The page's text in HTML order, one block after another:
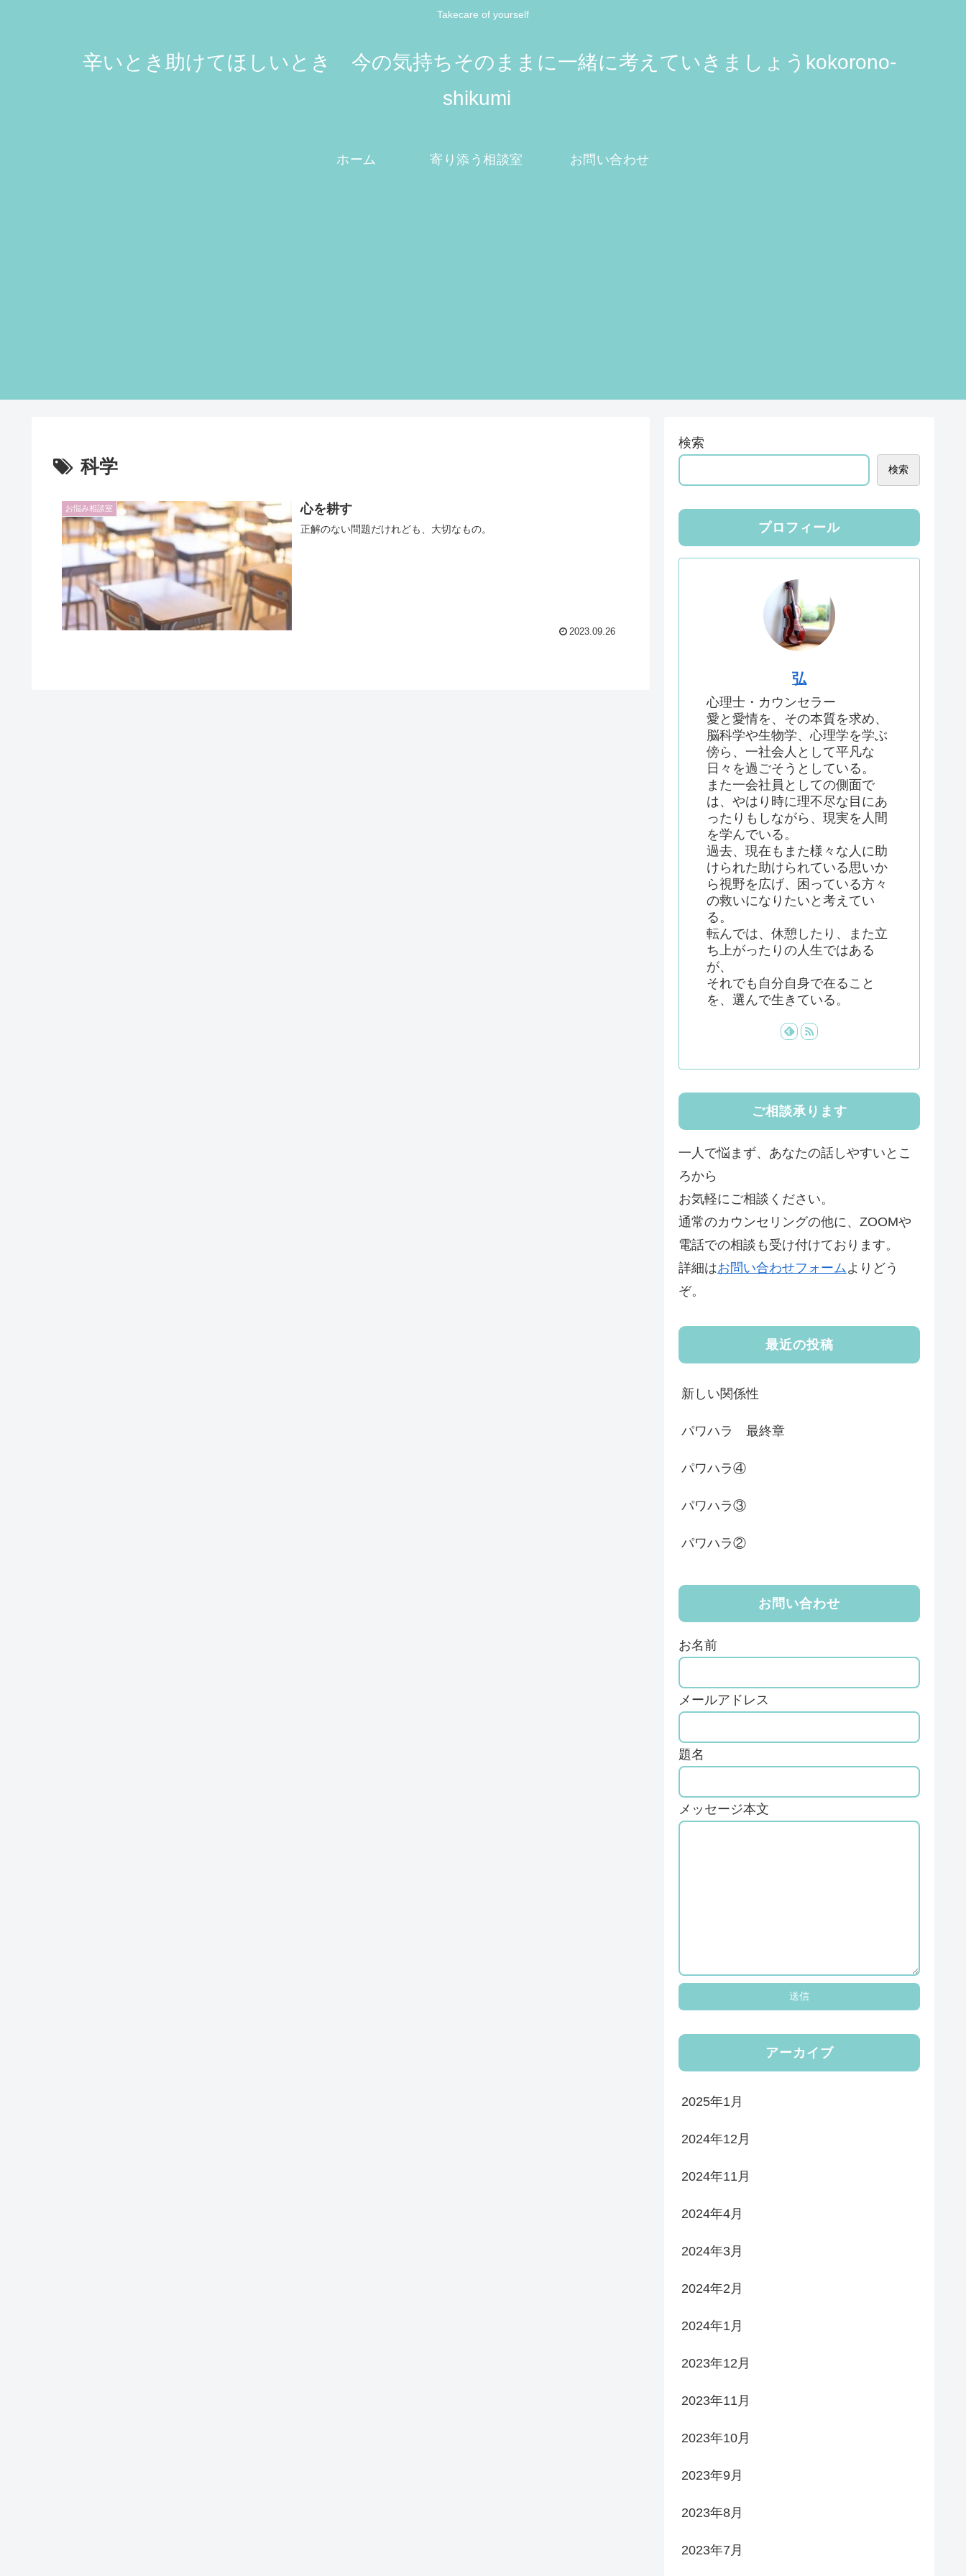
Takecare of yourself
辛いとき助けてほしいとき 今の気持ちそのままに一緒に考えていきましょうkokorono-
shikumi
ホーム 寄り添う相談室 お問い合わせ
科学
お悩み相談室 心を耕す
正解のない問題だけれども、大切なもの。
2023.09.26
検索
検索
プロフィール
弘
心理士・カウンセラー
愛と愛情を、その本質を求め、
脳科学や生物学、心理学を学ぶ
傍ら、一社会人として平凡な
日々を過ごそうとしている。
また一会社員としての側面で
は、やはり時に理不尽な目にあ
ったりもしながら、現実を人間
を学んでいる。
過去、現在もまた様々な人に助
けられた助けられている思いか
ら視野を広げ、困っている方々
の救いになりたいと考えてい
る。
転んでは、休憩したり、また立
ち上がったりの人生ではある
が、
それでも自分自身で在ること
を、選んで生きている。
ご相談承ります
一人で悩まず、あなたの話しやすいとこ
ろから
お気軽にご相談ください。
通常のカウンセリングの他に、ZOOMや
電話での相談も受け付けております。
詳細はお問い合わせフォームよりどう
ぞ。
最近の投稿
新しい関係性
パワハラ 最終章
パワハラ④
パワハラ③
パワハラ②
お問い合わせ
お名前
メールアドレス
題名
メッセージ本文
アーカイブ
2025年1月
2024年12月
2024年11月
2024年4月
2024年3月
2024年2月
2024年1月
2023年12月
2023年11月
2023年10月
2023年9月
2023年8月
2023年7月